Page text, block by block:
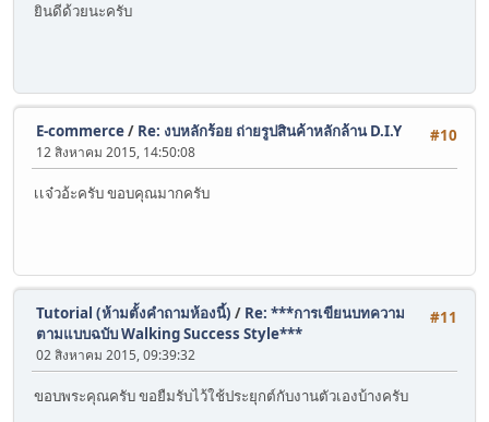
ยินดีด้วยนะครับ
#10
E-commerce/ Re: งบหลักร้อย ถ่ายรูปสินค้าหลักล้าน D.I.Y
12 สิงหาคม 2015, 14:50:08
เเจ๋วอ้ะครับ ขอบคุณมากครับ
#11
Tutorial (ห้ามตั้งคำถามห้องนี้) / Re: ***การเขียนบทความ
ตามแบบฉบับ Walking Success Style***
02 สิงหาคม 2015, 09:39:32
ขอบพระคุณครับ ขอยืมรับไว้ใช้ประยุกต์กับงานตัวเองบ้างครับ